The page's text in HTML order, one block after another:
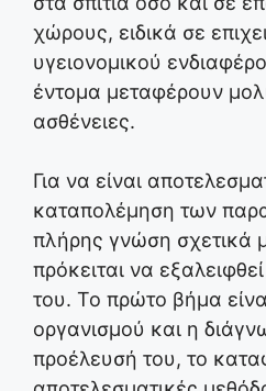
χώρους, ειδικά σε
υγειονομικού
έντομα μεταφέρουν
ασθένειες.
Για να είναι
καταπολέμηση των
πλήρης γνώση σχετικά
πρόκειται να
του. Το πρώτο βήμα
οργανισμού και η
προέλευσή του, το